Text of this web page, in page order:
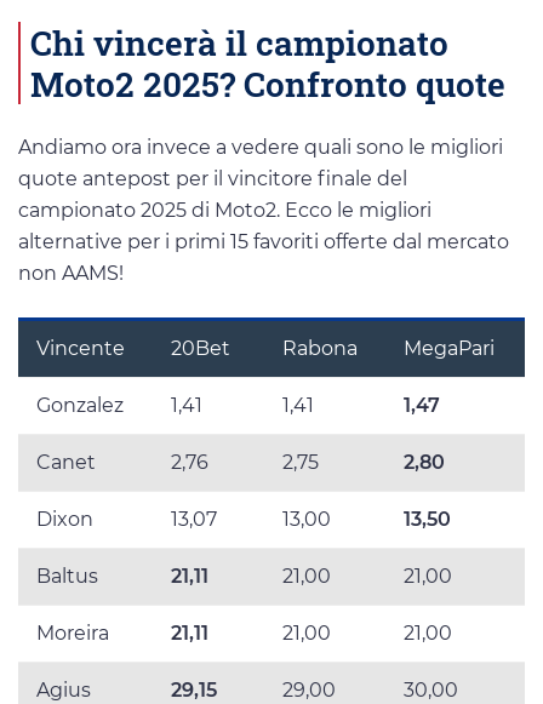
Chi vincerà il campionato
Moto2 2025? Confronto quote
Andiamo ora invece a vedere quali sono le migliori
quote antepost per il vincitore finale del
campionato 2025 di Moto2. Ecco le migliori
alternative per i primi 15 favoriti offerte dal mercato
non AAMS!
Vincente 20Bet Rabona MegaPari
Gonzalez 1,41 1,41 1,47
Canet 2,76 2,75 2,80
Dixon 13,07 13,00 13,50
Baltus 21,11 21,00 21,00
Moreira 21,11 21,00 21,00
Agius 29,15 29,00 30,00